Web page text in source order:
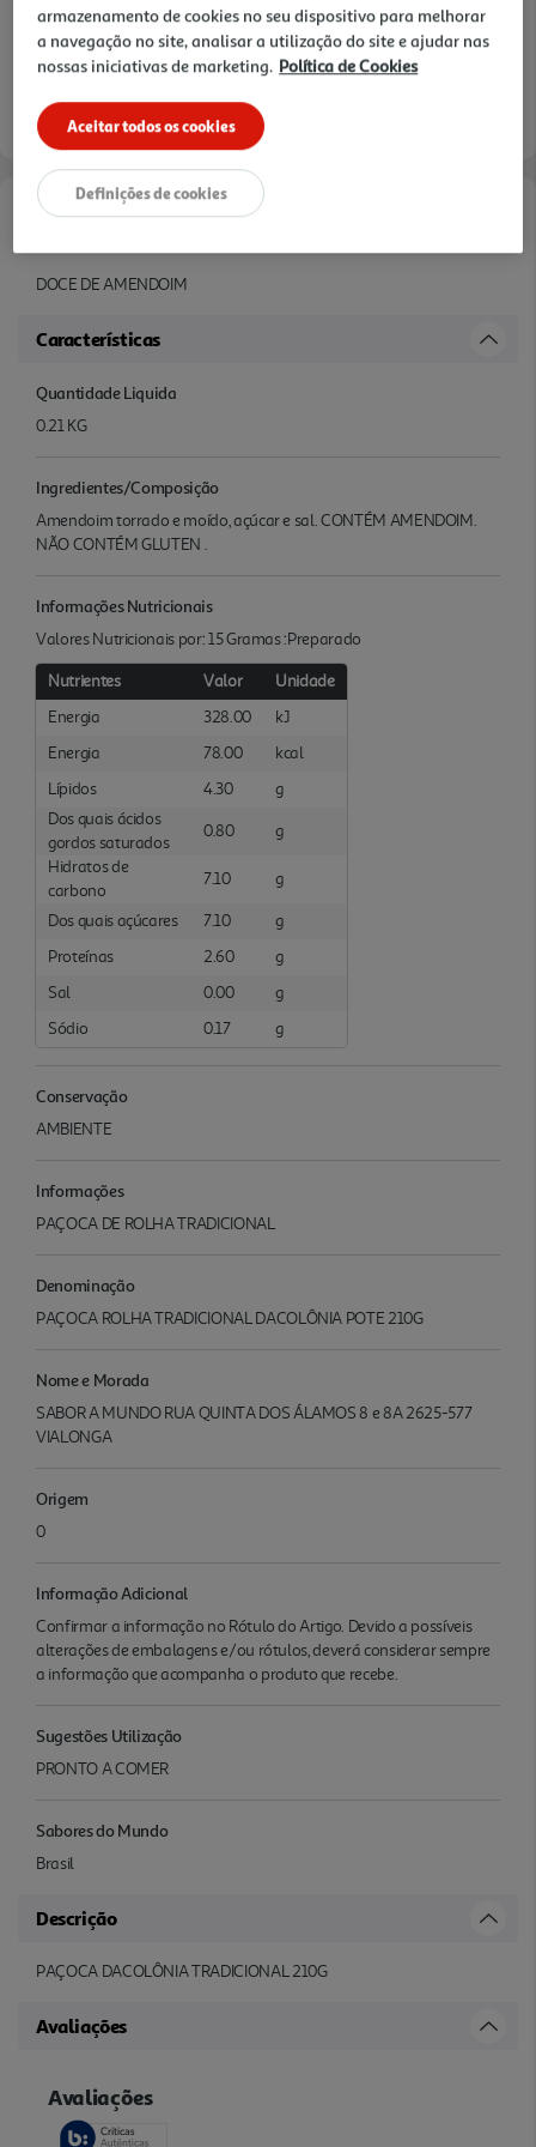
DOCE DE AMENDOIM
Características
Quantidade Liquida
0.21 KG
Ingredientes/Composição
Amendoim torrado e moído, açúcar e sal. CONTÉM AMENDOIM.
NÃO CONTÉM GLUTEN .
Informações Nutricionais
Valores Nutricionais por: 15 Gramas :Preparado
Nutrientes Valor
Unidade
Energia
328.00
kJ
Energia
78.00
kcal
Lípidos
4.30
g
Dos quais ácidos
gordos saturados
0.80
g
Hidratos de
carbono
7.10 g
Dos quais açúcares 7.10
g
Proteínas
2.60
g
Sal
0.00
g
Sódio
0.17 g
Conservação
AMBIENTE
Informações
PAÇOCA DE ROLHA TRADICIONAL
Denominação
PAÇOCA ROLHA TRADICIONAL DACOLÔNIA POTE 210G
Nome e Morada
SABOR A MUNDO RUA QUINTA DOS ÁLAMOS 8 e 8A 2625-577
VIALONGA
Origem
0
Informação Adicional
Confirmar a informação no Rótulo do Artigo. Devido a possíveis
alterações de embalagens e/ou rótulos, deverá considerar sempre
a informação que acompanha o produto que recebe.
Sugestões Utilização
PRONTO A COMER
Sabores do Mundo
Brasil
Descrição
PAÇOCA DACOLÔNIA TRADICIONAL 210G
Avaliações
armazenamento de cookies no seu dispositivo para melhorar
a navegação no site, analisar a utilização do site e ajudar nas
nossas iniciativas de marketing. Política de Cookies
Aceitar todos os cookies
Definições de cookies